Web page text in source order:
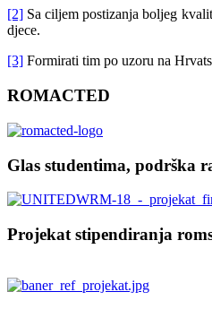
[2] Sa ciljem postizanja boljeg
djece.
[3] Formirati tim po uzoru na
ROMACTED
Glas studentima, podrška
Projekat stipendiranja